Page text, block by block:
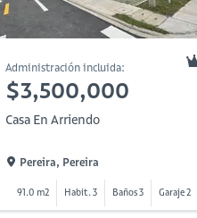
Administración incluida:
$3,500,000
Casa En Arriendo
Pereira, Pereira
91.0 m2 Habit. 3 Baños 3 Garaje 2